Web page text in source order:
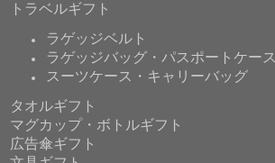
トラベルギフト
ラゲッジベルト
ラゲッジバッグ・パスポートケース
スーツケース・キャリーバッグ
タオルギフト
マグカップ・ボトルギフト
広告傘ギフト